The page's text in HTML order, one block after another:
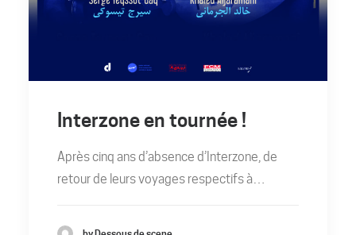
Interzone en tournée !
Après cinq ans d’absence d’Interzone, de
retour de leurs voyages respectifs à…